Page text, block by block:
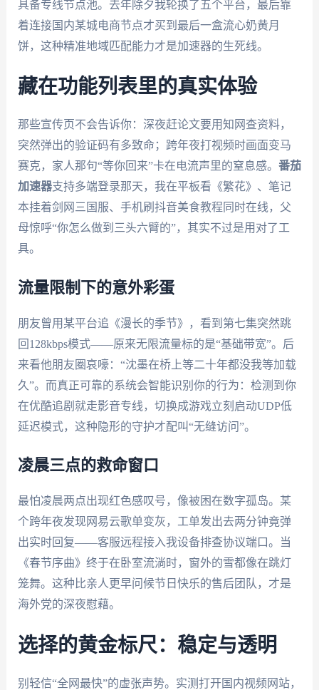
具备专线节点池。去年除夕我轮换了五个平台，最后靠
着连接国内某城电商节点才买到最后一盒流心奶黄月
饼，这种精准地域匹配能力才是加速器的生死线。
藏在功能列表里的真实体验
那些宣传页不会告诉你：深夜赶论文要用知网查资料，
突然弹出的验证码有多致命；跨年夜打视频时画面变马
赛克，家人那句“等你回来”卡在电流声里的窒息感。 番茄
加速器支持多端登录那天，我在平板看《繁花》、笔记
本挂着剑网三国服、手机刷抖音美食教程同时在线，父
母惊呼“你怎么做到三头六臂的”，其实不过是用对了工
具。
流量限制下的意外彩蛋
朋友曾用某平台追《漫长的季节》，看到第七集突然跳
回128kbps模式——原来无限流量标的是“基础带宽”。后
来看他朋友圈哀嚎：“沈墨在桥上等二十年都没我等加载
久”。而真正可靠的系统会智能识别你的行为：检测到你
在优酷追剧就走影音专线，切换成游戏立刻启动UDP低
延迟模式，这种隐形的守护才配叫“无缝访问”。
凌晨三点的救命窗口
最怕凌晨两点出现红色感叹号，像被困在数字孤岛。某
个跨年夜发现网易云歌单变灰，工单发出去两分钟竟弹
出实时回复——客服远程接入我设备排查协议端口。当
《春节序曲》终于在卧室流淌时，窗外的雪都像在跳灯
笼舞。这种比亲人更早问候节日快乐的售后团队，才是
海外党的深夜慰藉。
选择的黄金标尺：稳定与透明
别轻信“全网最快”的虚张声势。实测打开国内视频网站，